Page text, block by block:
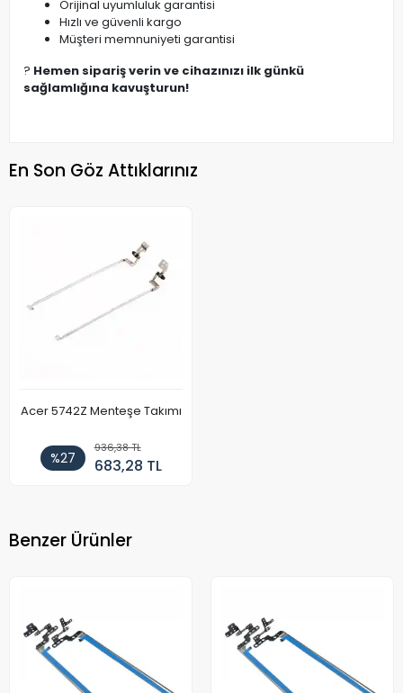
Orijinal uyumluluk garantisi
Hızlı ve güvenli kargo
Müşteri memnuniyeti garantisi
? Hemen sipariş verin ve cihazınızı ilk günkü
sağlamlığına kavuşturun!
En Son Göz Attıklarınız
Acer 5742Z Menteşe Takımı
%27
936,38 TL
683,28 TL
Benzer Ürünler